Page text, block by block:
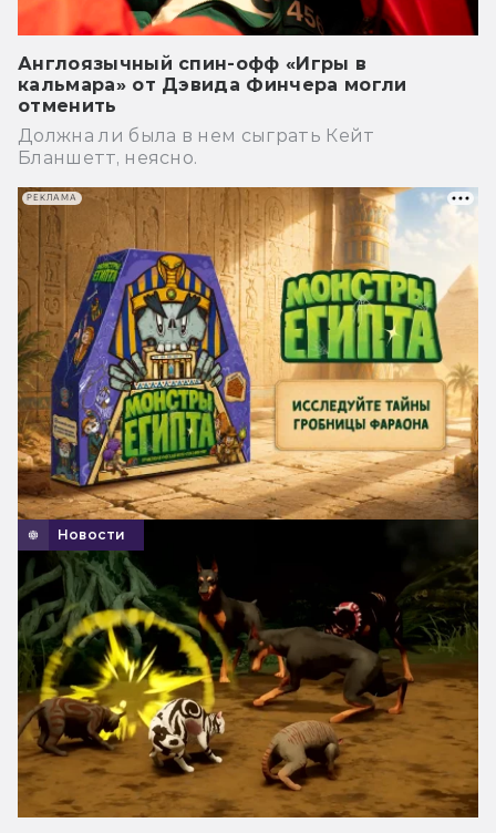
Англоязычный спин-офф «Игры в
кальмара» от Дэвида Финчера могли
отменить
Должна ли была в нем сыграть Кейт
Бланшетт, неясно.
Новости
РЕКЛАМА